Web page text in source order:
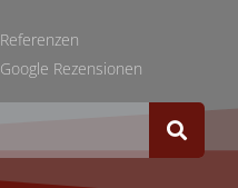
Referenzen
Google Rezensionen